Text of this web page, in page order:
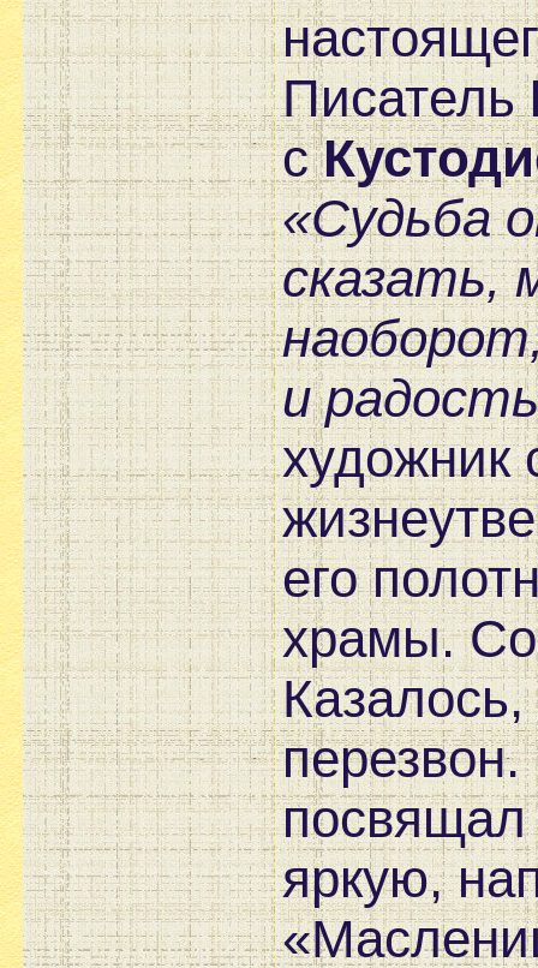
Писатель
с
«Судьба
сказать,
и
художник
его
храмы.
яркую,